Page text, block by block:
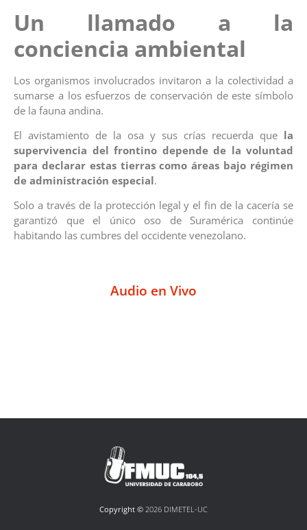
Un llamado a la
conciencia ambiental
Los organismos involucrados invitaron a la colectividad a
sumarse a los esfuerzos de conservación de este símbolo
de la fauna andina.
El avistamiento de la osa y sus crías recuerda que la
supervivencia del frontino depende de la voluntad
para declarar estas tierras como áreas bajo régimen
de administración especial.
Solo a través de la protección legal y el fin de la cacería se
garantizó que el único oso de Suramérica continúe
habitando las cumbres del occidente venezolano.
Audio en Vivo
Copyright © 2026 DIMETEL-UC